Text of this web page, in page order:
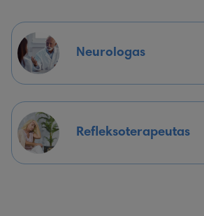
Neurologas
Refleksoterapeutas